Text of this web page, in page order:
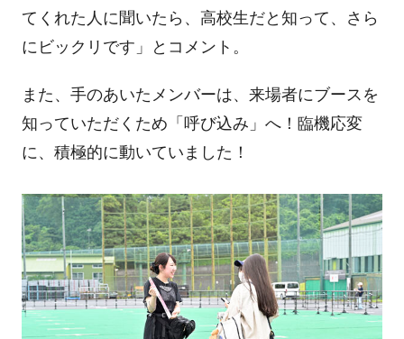
てくれた人に聞いたら、高校生だと知って、さら
にビックリです」とコメント。
また、手のあいたメンバーは、来場者にブースを
知っていただくため「呼び込み」へ！臨機応変
に、積極的に動いていました！